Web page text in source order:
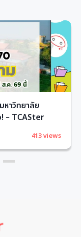
หาวิทยาลัย
– TCASter
413 views